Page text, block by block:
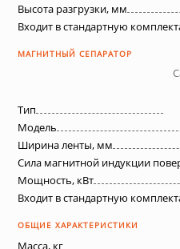
Высота разгрузки, мм
Входит в стандартную
МАГНИТНЫЙ СЕПАРАТОР
Тип
Модель
Ширина ленты, мм
Сила магнитной индукции
Мощность, кВт
Входит в стандартную
ОБЩИЕ ХАРАКТЕРИСТИКИ
Масса, кг